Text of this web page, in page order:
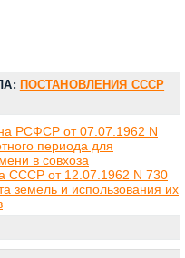
ПОСТАНОВЛЕНИЯ СССР
РСФСР от 07.07.1962 N
периода для
в совхоза
СССР от 12.07.1962 N 730
земель и использования их